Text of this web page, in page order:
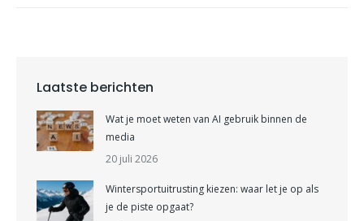
Laatste berichten
Wat je moet weten van AI gebruik binnen de
media
20 juli 2026
Wintersportuitrusting kiezen: waar let je op als
je de piste opgaat?